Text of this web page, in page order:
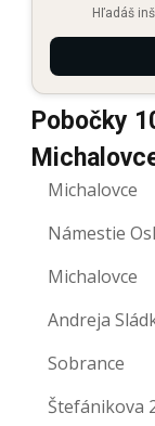
Hľadáš
Pobočky
Michalovce
Námestie
Michalovce
Andreja
Sobrance
Štefánikova